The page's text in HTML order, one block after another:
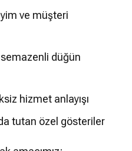
ve müşteri
düğün
hizmet anlayışı
tutan özel gösteriler